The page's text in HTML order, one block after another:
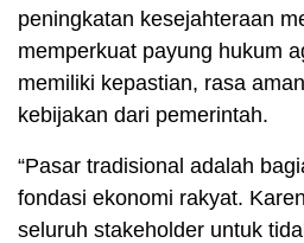
peningkatan kesejahteraan
memperkuat payung hukum
memiliki kepastian, rasa
kebijakan dari pemerintah.
“Pasar tradisional adalah
fondasi ekonomi rakyat.
seluruh stakeholder untuk